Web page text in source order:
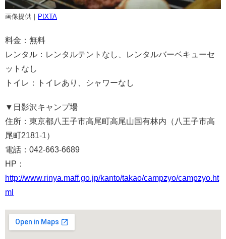
画像提供｜ PIXTA
料金：無料
レンタル：レンタルテントなし、レンタルバーベキューセ
ットなし
トイレ：トイレあり、シャワーなし
▼ 日影沢キャンプ場
住所：東京都八王子市高尾町高尾山国有林内（八王子市高
尾町2181-1）
電話：042-663-6689
HP：
http://www.rinya.maff.go.jp/kanto/takao/campzyo/campzyo.ht
ml